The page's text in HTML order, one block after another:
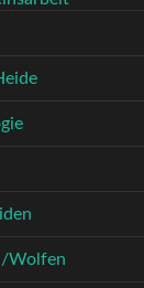
Wolfen